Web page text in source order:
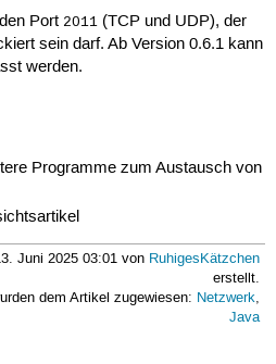
Port 2011(TCP und UDP), der
sein darf. Ab Version 0.6.1 kann
werden.
Programme zum Austausch von
Juni 2025 03:01 von RuhigesKätzchen
erstellt.
dem Artikel zugewiesen: Netzwerk,
Java